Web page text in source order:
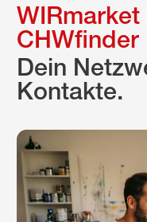
CHWfinder
Dein
Kontakte.